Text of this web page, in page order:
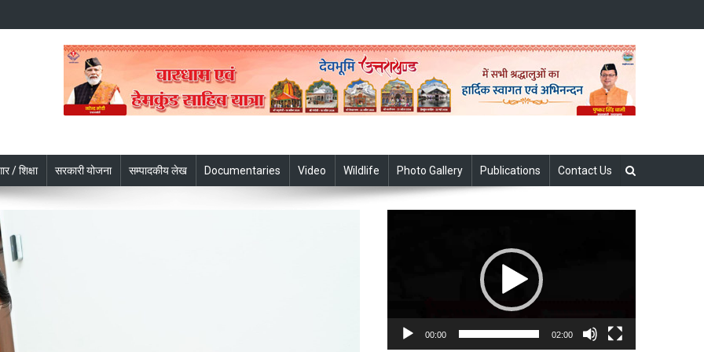
/ शिक्षा सरकारी योजना सम्पादकीय लेख Documentaries Video Wildlife Photo Gallery Publications Contact Us
00:00 02:00